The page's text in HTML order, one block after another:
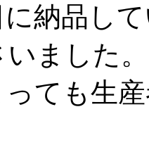
納品し
ました。
っても生